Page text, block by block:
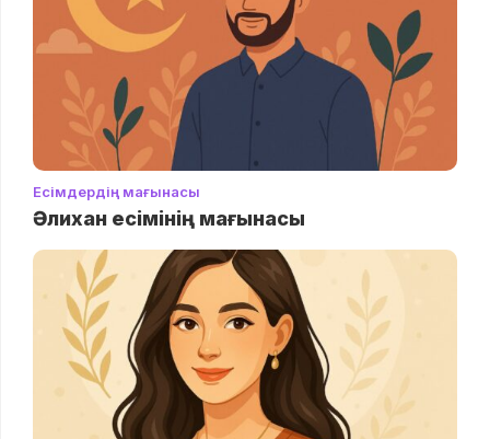
Есімдердің мағынасы
Әлихан есімінің мағынасы